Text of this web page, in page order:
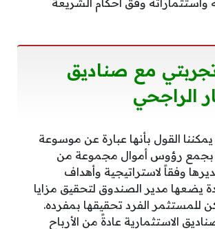
مع صناديق
الراجحي
القول بأنها عبارة عن موسوعة
بجمع رؤوس أموال مجموعة من
وفقاً لاستراتيجية وأهداف
يضعها مدير الصندوق لتحقيق مزايا
للمستثمر الفرد تحقيقها بمفرده.
الاستثمارية عادةً من الأرباح